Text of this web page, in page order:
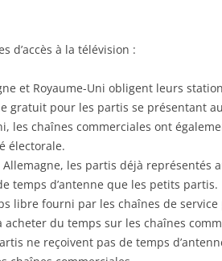
d’accès à la télévision :
et Royaume-Uni obligent leurs
gratuit pour les partis se présentant
les chaînes commerciales ont
électorale.
Allemagne, les partis déjà représentés
temps d’antenne que les petits partis.
libre fourni par les chaînes de
acheter du temps sur les chaînes
ne reçoivent pas de temps